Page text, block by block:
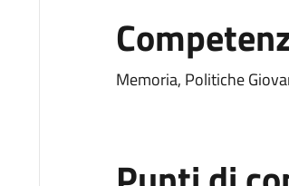
Memoria, Politiche